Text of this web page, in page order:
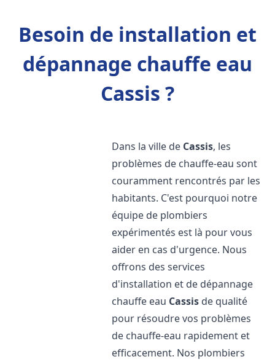
Besoin de installation et
dépannage chauffe eau
Cassis ?
Dans la ville de Cassis, les
problèmes de chauffe-eau sont
couramment rencontrés par les
habitants. C'est pourquoi notre
équipe de plombiers
expérimentés est là pour vous
aider en cas d'urgence. Nous
offrons des services
d'installation et de dépannage
chauffe eau Cassis de qualité
pour résoudre vos problèmes
de chauffe-eau rapidement et
efficacement. Nos plombiers